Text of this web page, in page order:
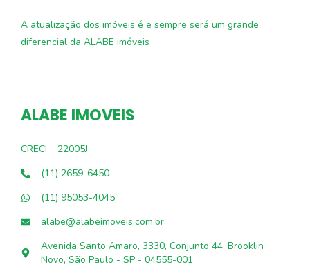
A atualização dos imóveis é e sempre será um grande
diferencial da ALABE imóveis
ALABE IMOVEIS
CRECI
22005J
(11) 2659-6450
(11) 95053-4045
alabe@alabeimoveis.com.br
Avenida Santo Amaro, 3330, Conjunto 44, Brooklin
Novo, São Paulo - SP - 04555-001